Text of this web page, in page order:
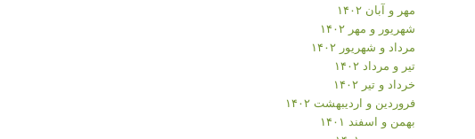
مهر و آبان ۱۴۰۲
شهریور و مهر ۱۴۰۲
مرداد و شهریور ۱۴۰۲
تیر و مرداد ۱۴۰۲
خرداد و تیر ۱۴۰۲
فروردین و اردیبهشت ۱۴۰۲
بهمن و اسفند ۱۴۰۱